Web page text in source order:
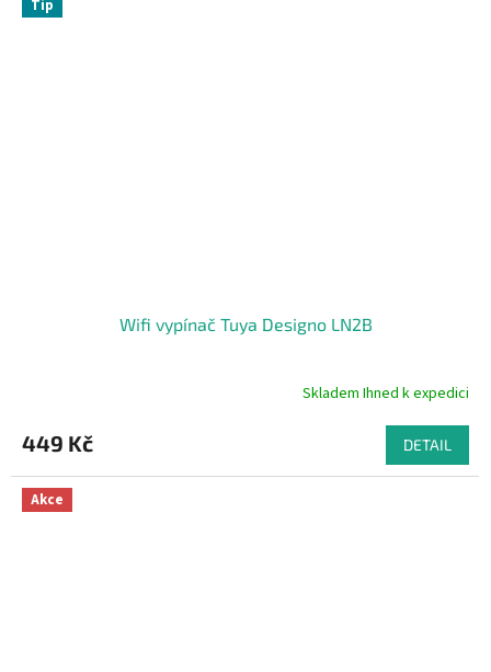
Tip
Wifi vypínač Tuya Designo LN2B
produktu
je
5,0
Skladem Ihned k expedici
449 Kč DETAIL
Akce